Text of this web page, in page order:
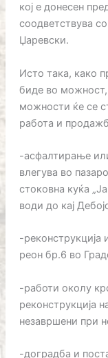
кој е донесен
соодветствува
Џаревски.
Исто така, како
биде во можност,
можности ќе се
работа и
-асфалтирање
влегува во
стоковна куќа
води до кај
-реконструкција
реон бр.6 во
-работи околу
реконструкција
незавршени при
-доградба и